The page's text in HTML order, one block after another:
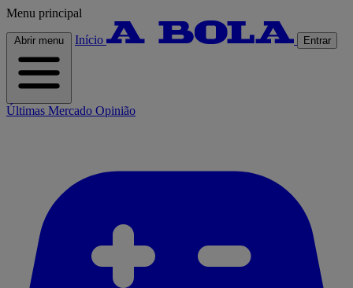
Menu principal
Abrir menu Início Entrar
Últimas Mercado Opinião